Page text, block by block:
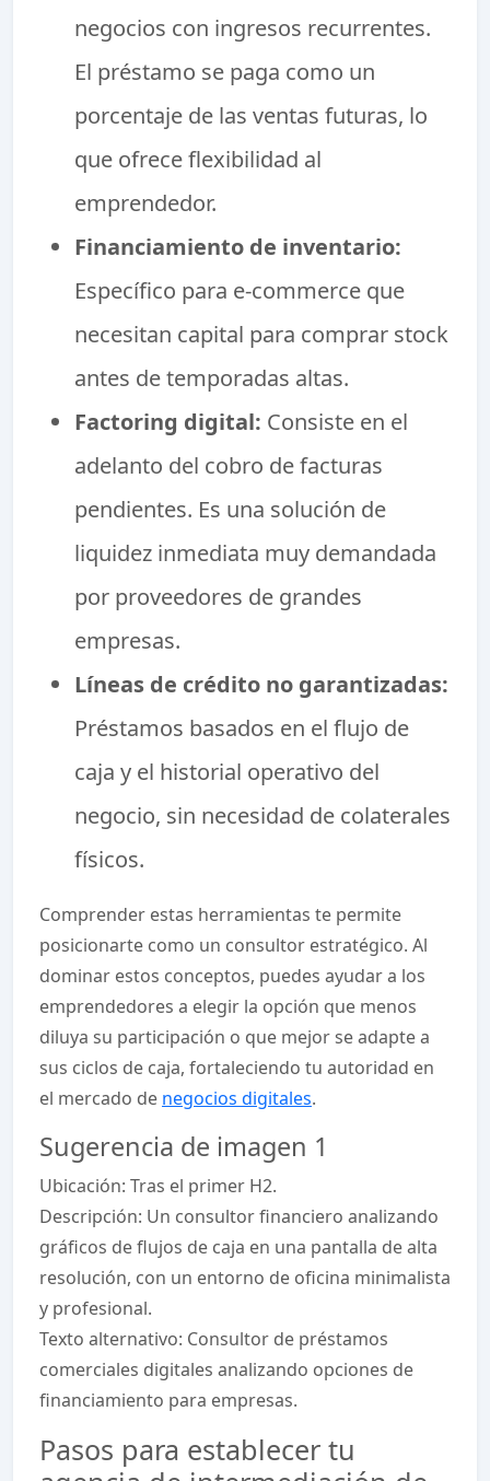
negocios con ingresos recurrentes.
El préstamo se paga como un
porcentaje de las ventas futuras, lo
que ofrece flexibilidad al
emprendedor.
Financiamiento de inventario:
Específico para e-commerce que
necesitan capital para comprar stock
antes de temporadas altas.
Factoring digital: Consiste en el
adelanto del cobro de facturas
pendientes. Es una solución de
liquidez inmediata muy demandada
por proveedores de grandes
empresas.
Líneas de crédito no garantizadas:
Préstamos basados en el flujo de
caja y el historial operativo del
negocio, sin necesidad de colaterales
físicos.
Comprender estas herramientas te permite
posicionarte como un consultor estratégico. Al
dominar estos conceptos, puedes ayudar a los
emprendedores a elegir la opción que menos
diluya su participación o que mejor se adapte a
sus ciclos de caja, fortaleciendo tu autoridad en
el mercado de negocios digitales.
Sugerencia de imagen 1
Ubicación: Tras el primer H2.
Descripción: Un consultor financiero analizando
gráficos de flujos de caja en una pantalla de alta
resolución, con un entorno de oficina minimalista
y profesional.
Texto alternativo: Consultor de préstamos
comerciales digitales analizando opciones de
financiamiento para empresas.
Pasos para establecer tu